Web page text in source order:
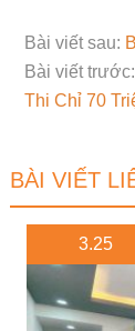
Bài viết sau:
Bài viết trước:
Thi Chỉ 70
BÀI VIẾT
3.25